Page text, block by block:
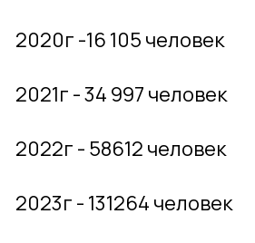
2020г -16 105 человек
2021г - 34 997 человек
2022г - 58612 человек
2023г - 131264 человек